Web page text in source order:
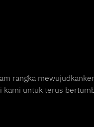
rangka
kami untuk terus